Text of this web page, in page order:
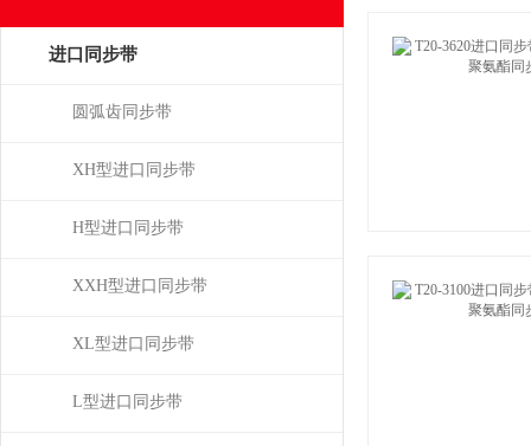
进口同步带
圆弧齿同步带
XH型进口同步带
H型进口同步带
XXH型进口同步带
XL型进口同步带
L型进口同步带